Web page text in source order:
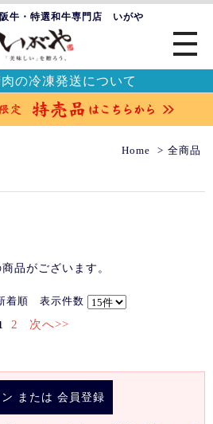
牛・特選和牛専門店 いがや
の冷凍発送について
Home 全商品
品がございます。
着順 表示件数
2 次へ>>
または 会員登録